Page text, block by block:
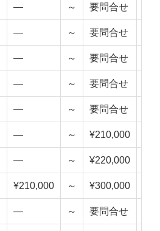
— ～ 要問合せ
— ～ 要問合せ
— ～ 要問合せ
— ～ 要問合せ
— ～ 要問合せ
— ～ ¥210,000
— ～ ¥220,000
¥210,000 ～ ¥300,000
— ～ 要問合せ